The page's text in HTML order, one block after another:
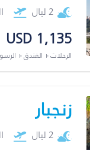
2 ليال
USD 1,135
الرحلات + الفندق +
زنجبار
2 ليال